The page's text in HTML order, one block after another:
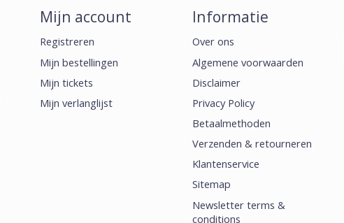
Mijn account
Registreren
Mijn bestellingen
Mijn tickets
Mijn verlanglijst
Informatie
Over ons
Algemene voorwaarden
Disclaimer
Privacy Policy
Betaalmethoden
Verzenden & retourneren
Klantenservice
Sitemap
Newsletter terms &
conditions